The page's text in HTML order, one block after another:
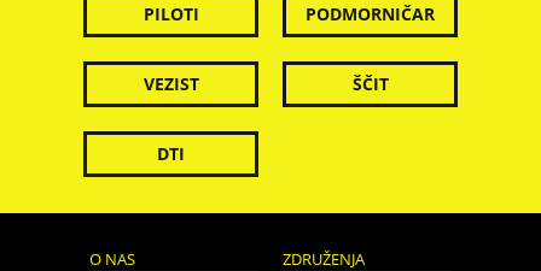
PILOTI PODMORNIČAR
VEZIST ŠČIT
DTI
O NAS ZDRUŽENJA